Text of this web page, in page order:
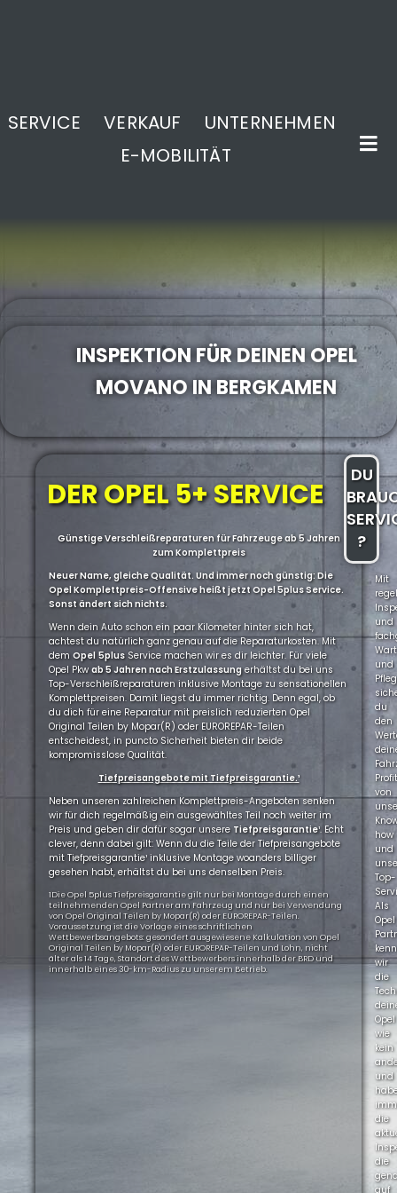
SERVICE VERKAUF
UNTERNEHMEN
E-MOBILITÄT
.
INSPEKTION FÜR DEINEN OPEL
MOVANO IN BERGKAMEN
DER OPEL 5+ SERVICE
Günstige Verschleißreparaturen für Fahrzeuge ab 5 Jahren
zum Komplettpreis
Neuer Name, gleiche Qualität. Und immer noch günstig: Die
Opel Komplettpreis-Offensive heißt jetzt Opel 5plus Service.
Sonst ändert sich nichts.
Wenn dein Auto schon ein paar Kilometer hinter sich hat,
achtest du natürlich ganz genau auf die Reparaturkosten. Mit
dem Opel 5plusService machen wir es dir leichter. Für viele
Opel Pkwab 5 Jahren nach Erstzulassungerhältst du bei uns
Top-Verschleißreparaturen inklusive Montage zu sensationellen
Komplettpreisen. Damit liegst du immer richtig. Denn egal, ob
du dich für eine Reparatur mit preislich reduzierten Opel
Original Teilen by Mopar(R) oder EUROREPAR-Teilen
entscheidest, in puncto Sicherheit bieten dir beide
kompromisslose Qualität.
Tiefpreisangebote mit Tiefpreisgarantie.¹
Neben unseren zahlreichen Komplettpreis-Angeboten senken
wir für dich regelmäßig ein ausgewähltes Teil noch weiter im
Preis und geben dir dafür sogar unsere Tiefpreisgarantie¹. Echt
clever, denn dabei gilt: Wenn du die Teile der Tiefpreisangebote
mit Tiefpreisgarantie¹ inklusive Montage woanders billiger
gesehen habt, erhältst du bei uns denselben Preis.
1Die Opel 5plus Tiefpreisgarantie gilt nur bei Montage durch einen
teilnehmenden Opel Partner am Fahrzeug und nur bei Verwendung
von Opel Original Teilen by Mopar(R) oder EUROREPAR-Teilen.
Voraussetzung ist die Vorlage eines schriftlichen
Wettbewerbsangebots: gesondert ausgewiesene Kalkulation von Opel
Original Teilen by Mopar(R) oder EUROREPAR-Teilen und Lohn, nicht
älter als 14 Tage, Standort des Wettbewerbers innerhalb der BRD und
innerhalb eines 30-km-Radius zu unserem Betrieb.
DU
?
Mit
und
und
du
den
von
how
und
Top-
Als
Opel
wir
die
Opel
wie
kein
und
die
die
auf